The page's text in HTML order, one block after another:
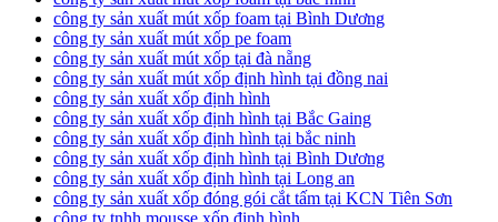
công ty sản xuất mút xốp foam tại Bình Dương
công ty sản xuất mút xốp pe foam
công ty sản xuất mút xốp tại đà nẵng
công ty sản xuất mút xốp định hình tại đồng nai
công ty sản xuất xốp định hình
công ty sản xuất xốp định hình tại Bắc Gaing
công ty sản xuất xốp định hình tại bắc ninh
công ty sản xuất xốp định hình tại Bình Dương
công ty sản xuất xốp định hình tại Long an
công ty sản xuất xốp đóng gói cắt tấm tại KCN Tiên Sơn
công ty tnhh mousse xốp định hình